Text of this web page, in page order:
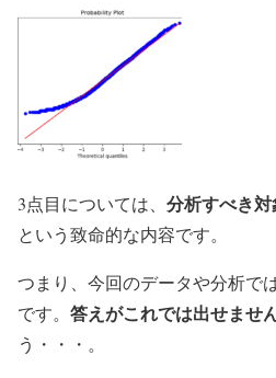
3点目については、 分析すべき
という致命的な内容です。
つまり、 今回のデータや分析で
です。 答えがこれでは出せませ
う・・・。